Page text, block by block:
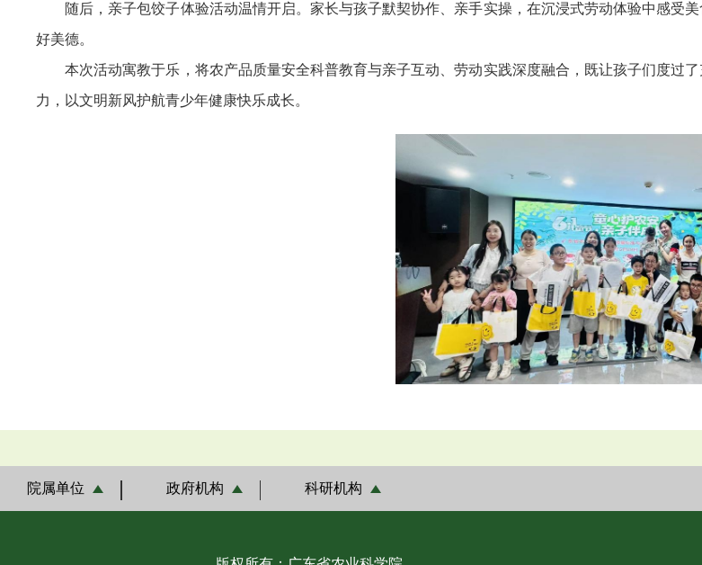
随后，亲子包饺子体验活动温情开启。家长与孩子默契协作、亲手实操，在沉浸式劳动体验中感受
好美德。
本次活动寓教于乐，将农产品质量安全科普教育与亲子互动、劳动实践深度融合，既让孩子们度过
力，以文明新风护航青少年健康快乐成长。
院属单位 政府机构 科研机构